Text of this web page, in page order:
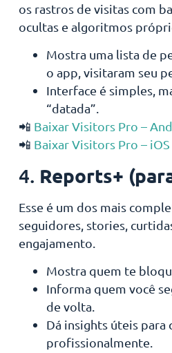
os rastros de visitas com
ocultas e algoritmos
Mostra uma lista de
o app, visitaram seu
Interface é simples,
“datada”.
📲 Baixar Visitors Pro –
📲 Baixar Visitors Pro – iOS
4. Reports+
Esse é um dos mais
seguidores, stories,
engajamento.
Mostra quem te
Informa quem você
de volta.
Dá insights úteis para
profissionalmente.